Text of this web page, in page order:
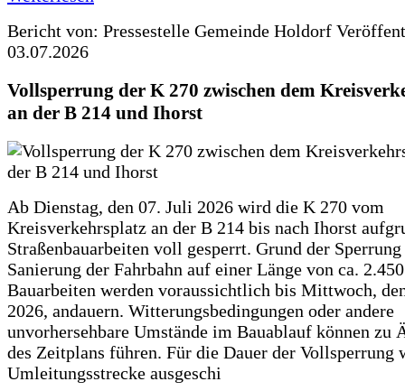
Bericht von: Pressestelle Gemeinde Holdorf
03.07.2026
Vollsperrung der K 270 zwischen dem
an der B 214 und Ihorst
Ab Dienstag, den 07. Juli 2026 wird die K 270 vom
Kreisverkehrsplatz an der B 214 bis nach Ihorst
Straßenbauarbeiten voll gesperrt. Grund der
Sanierung der Fahrbahn auf einer Länge von ca.
Bauarbeiten werden voraussichtlich bis Mittwoch,
2026, andauern. Witterungsbedingungen oder andere
unvorhersehbare Umstände im Bauablauf können zu
des Zeitplans führen. Für die Dauer der Vollsperrung
Umleitungsstrecke ausgeschi